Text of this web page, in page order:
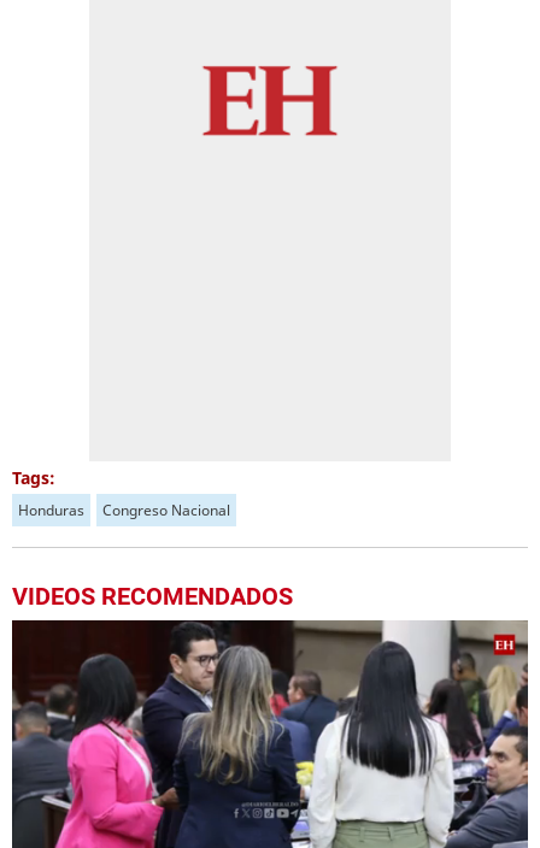
Tags:
Honduras Congreso Nacional
VIDEOS RECOMENDADOS